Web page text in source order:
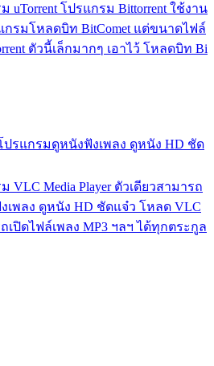
uTorrent โปรแกรม Bittorrent ใช้งาน
กรมโหลดบิท BitComet แต่ขนาดไฟล์
ตัวนี้เล็กมากๆ เอาไว้ โหลดบิท Bi
โปรแกรมดูหนังฟังเพลง ดูหนัง HD ชัด
VLC Media Player ตัวเดียวสามารถ
เพลง ดูหนัง HD ชัดแจ๋ว โหลด VLC
เปิดไฟล์เพลง MP3 ฯลฯ ได้ทุกตระกูล